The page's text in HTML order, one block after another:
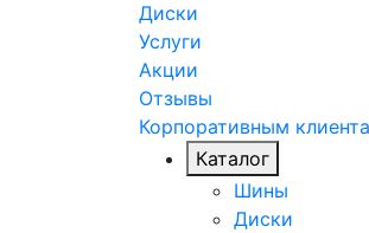
Диски
Услуги
Акции
Отзывы
Корпоративным
Каталог
Шины
Диски